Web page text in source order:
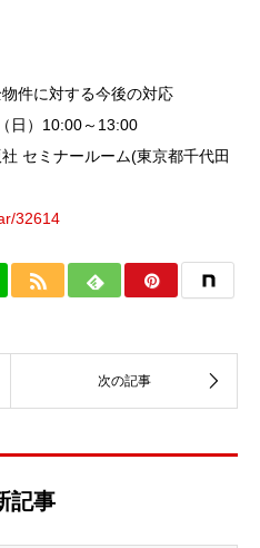
件に対する今後の対応
日）10:00～13:00
セミナールーム(東京都千代田
32614
記事